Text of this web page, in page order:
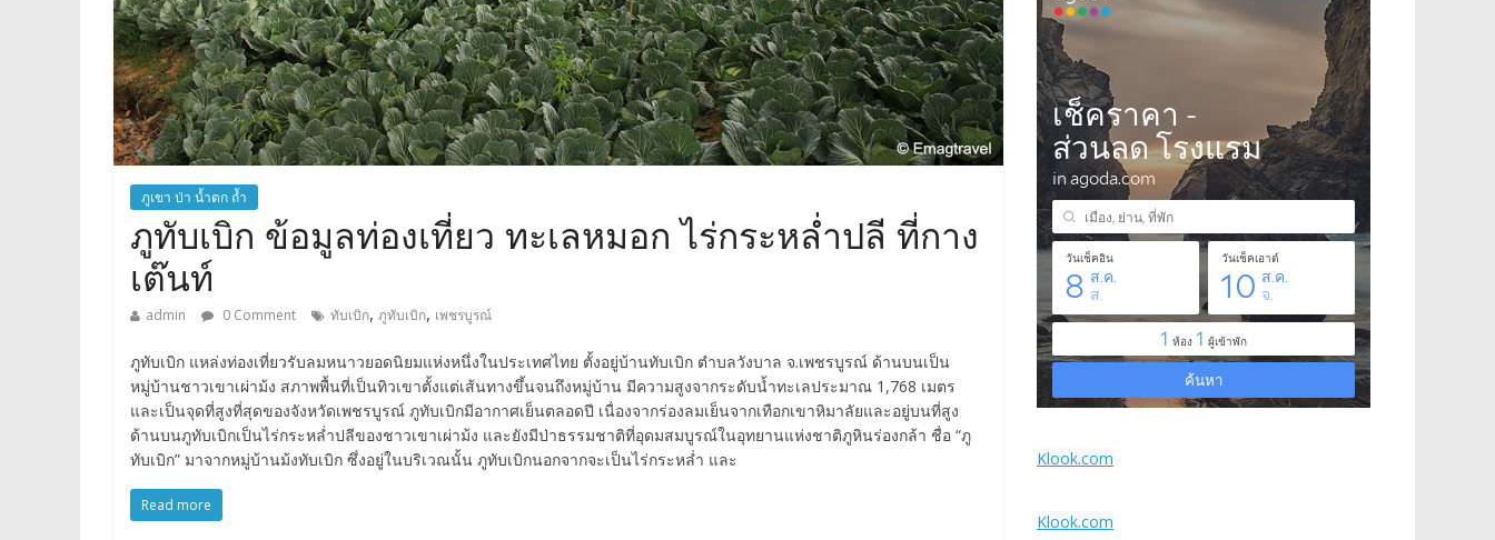
ภูเขา ป่า น้ำตก ถ้ำ
ภูทับเบิก ข้อมูลท่องเที่ยว ทะเลหมอก ไร่กระหล่ำปลี ที่กาง
เต๊นท์
admin 0 Comment ทับเบิก, ภูทับเบิก, เพชรบูรณ์
ภูทับเบิก แหล่งท่องเที่ยวรับลมหนาวยอดนิยมแห่งหนึ่งในประเทศไทย ตั้งอยู่บ้านทับเบิก ตำบลวังบาล จ.เพชรบูรณ์ ด้านบนเป็น
หมู่บ้านชาวเขาเผ่าม้ง สภาพพื้นที่เป็นทิวเขาตั้งแต่เส้นทางขึ้นจนถึงหมู่บ้าน มีความสูงจากระดับน้ำทะเลประมาณ 1,768 เมตร
และเป็นจุดที่สูงที่สุดของจังหวัดเพชรบูรณ์ ภูทับเบิกมีอากาศเย็นตลอดปี เนื่องจากร่องลมเย็นจากเทือกเขาหิมาลัยและอยู่บนที่สูง
ด้านบนภูทับเบิกเป็นไร่กระหล่ำปลีของชาวเขาเผ่าม้ง และยังมีป่าธรรมชาติที่อุดมสมบูรณ์ในอุทยานแห่งชาติภูหินร่องกล้า ชื่อ “ภู
ทับเบิก” มาจากหมู่บ้านม้งทับเบิก ซึ่งอยู่ในบริเวณนั้น ภูทับเบิกนอกจากจะเป็นไร่กระหล่ำ และ
Read more
Klook.com
Klook.com